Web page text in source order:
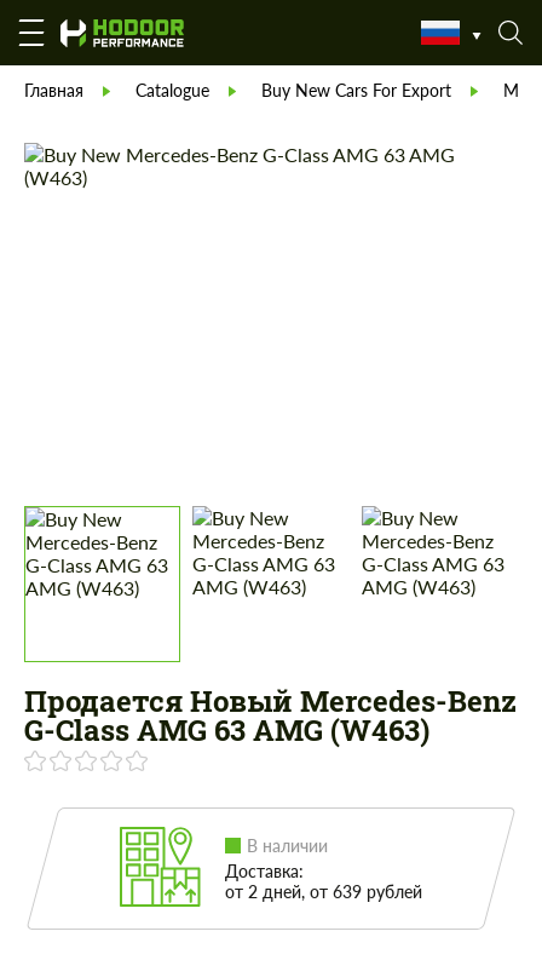
Главная Catalogue Buy New Cars For Export
Продается Новый Mercedes-Benz
G-Class AMG 63 AMG (W463)
В наличии
Доставка:
от 2 дней, от 639 рублей